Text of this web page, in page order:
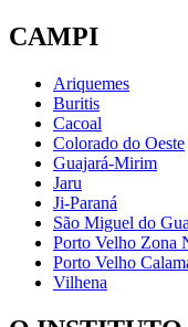
CAMPI
Ariquemes
Buritis
Cacoal
Colorado do Oeste
Guajará-Mirim
Jaru
Ji-Paraná
São Miguel do
Porto Velho Zona
Porto Velho
Vilhena